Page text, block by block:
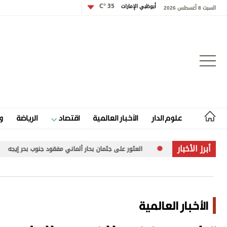
السبت 8 أغسطس 2026 أبوظبي الإمارات 35 °C
علوم الدار الأخبار العالمية اقتصاد الرياضة
علوم الدار
الرياضة
أبرز الأخبار
العثور على جثمان بحار ألماني مفقود جنوب بحر إيجه زيلينسكي في
الأخبار العالمية